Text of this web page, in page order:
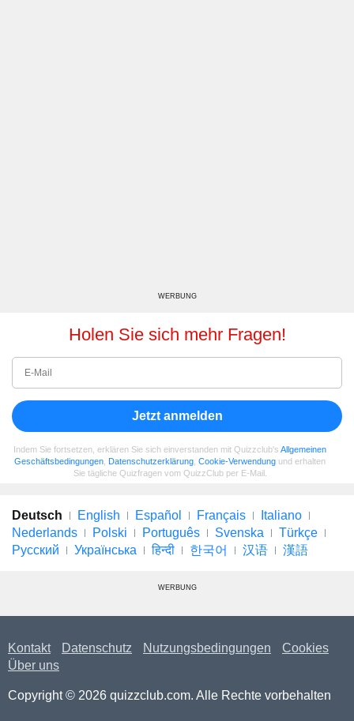
WERBUNG
Holen Sie sich mehr Fragen!
Jetzt anmelden
Indem Sie fortsetzen, erklären Sie sich einverstanden mit Quizzclub's Allgemeinen
Geschäftsbedingungen Datenschutzerklärung Cookie-Verwendung und erhalten
Sie tägliche Quizfragen vom QuizzClub per E-Mail.
Deutsch English Español Français
Italiano
Nederlands
Polski Português Svenska
Türkçe
Русский
Українська हिन्दी 한국어 汉语 漢語
WERBUNG
Kontakt Datenschutz Nutzungsbedingungen
Cookies
Über uns
Copyright © 2026 quizzclub.com. Alle Rechte vorbehalten